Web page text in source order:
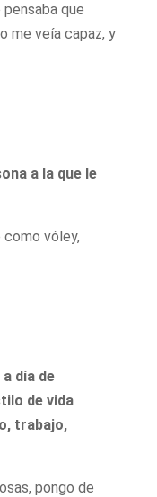
que
me veía capaz, y
a la que le
vóley,
día de
de vida
trabajo,
pongo de